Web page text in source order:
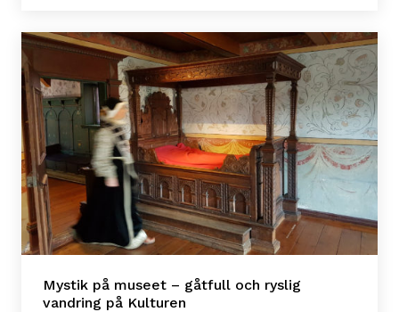
Mystik på museet – gåtfull och ryslig
vandring på Kulturen